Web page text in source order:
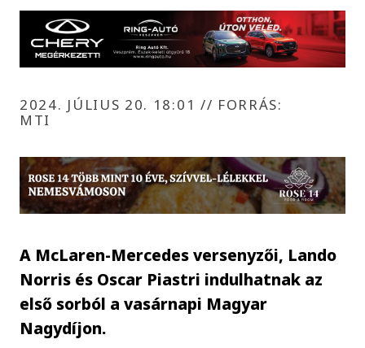
2024. JÚLIUS 20. 18:01 // FORRÁS:
MTI
A McLaren-Mercedes versenyzői, Lando
Norris és Oscar Piastri indulhatnak az
első sorból a vasárnapi Magyar
Nagydíjon.